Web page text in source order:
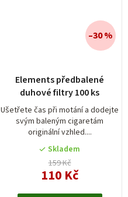
Elements předbalené
duhové filtry 100 ks
Ušetřete čas při motání a dodejte
svým baleným cigaretám
originální vzhled....
Skladem
159 Kč
110 Kč
–30 %